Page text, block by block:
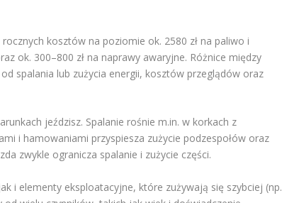
kosztów na poziomie ok. 2580 zł na paliwo i
ok. 300–800 zł na naprawy awaryjne. Różnice między
spalania lub zużycia energii, kosztów przeglądów oraz
jeździsz. Spalanie rośnie m.in. w korkach z
i hamowaniami przyspiesza zużycie podzespołów oraz
zwykle ogranicza spalanie i zużycie części.
i elementy eksploatacyjne, które zużywają się szybciej (np.